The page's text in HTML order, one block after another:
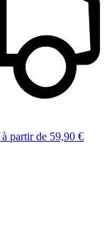
à partir de 59,90 €